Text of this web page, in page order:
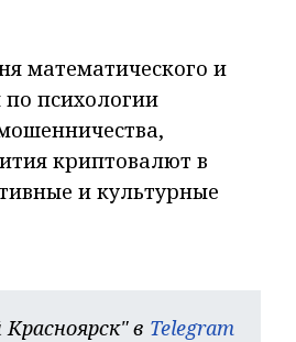
математического и
по психологии
криптовалют в
и культурные
в Telegram